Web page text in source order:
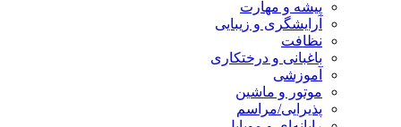
پیشه و مهارت
آرایشگری و زیبایی
نظافت
باغبانی و درختکاری
آموزشی
موتور و ماشین
پذیرایی/مراسم